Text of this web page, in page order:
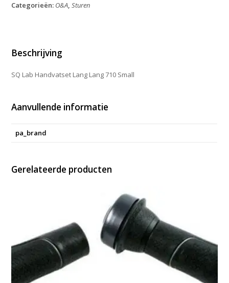
Lang
Categorieën: O&A,Sturen
Beschrijving
SQ Lab Handvatset Lang Lang 710 Small
Aanvullende informatie
pa_brand
Gerelateerde producten